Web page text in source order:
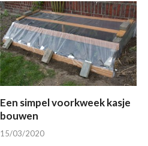
Een simpel voorkweek kasje
bouwen
15/03/2020